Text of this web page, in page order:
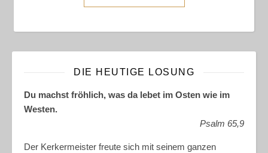
DIE HEUTIGE LOSUNG
Du machst fröhlich, was da lebet im Osten wie im
Westen.
Psalm 65,9
Der Kerkermeister freute sich mit seinem ganzen